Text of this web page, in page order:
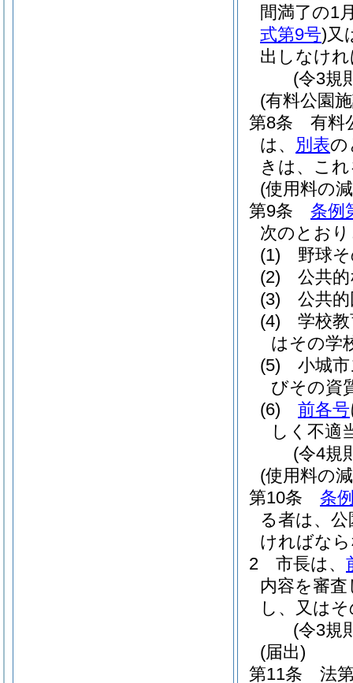
間満了の1
式第9号)又
出しなけ
(令3規
(有料公園
第8条
有料
は、 別表の
きは、こ
(使用料の
第9条
条例
次のとお
(1)
野球
(2)
公共
(3)
公共
(4)
学校
はその学
(5)
小城
びその資
(6)
前各号
しく不適
(令4規
(使用料の
第10条
条
る者は、
ければな
2
市長は、
内容を審
し、又は
(令3規
(届出)
第11条
法